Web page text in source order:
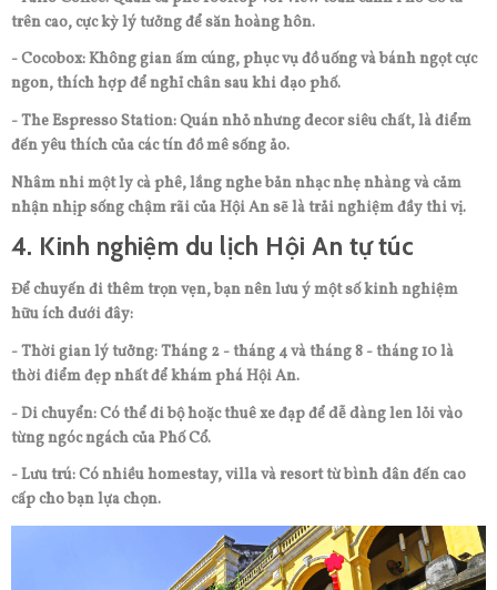
trên cao, cực kỳ lý tưởng để săn hoàng hôn.
- Cocobox: Không gian ấm cúng, phục vụ đồ uống và bánh ngọt cực
ngon, thích hợp để nghỉ chân sau khi dạo phố.
- The Espresso Station: Quán nhỏ nhưng decor siêu chất, là điểm
đến yêu thích của các tín đồ mê sống ảo.
Nhâm nhi một ly cà phê, lắng nghe bản nhạc nhẹ nhàng và cảm
nhận nhịp sống chậm rãi của Hội An sẽ là trải nghiệm đầy thi vị.
4. Kinh nghiệm du lịch Hội An tự túc
Để chuyến đi thêm trọn vẹn, bạn nên lưu ý một số kinh nghiệm
hữu ích dưới đây:
- Thời gian lý tưởng: Tháng 2 - tháng 4 và tháng 8 - tháng 10 là
thời điểm đẹp nhất để khám phá Hội An.
- Di chuyển: Có thể đi bộ hoặc thuê xe đạp để dễ dàng len lỏi vào
từng ngóc ngách của Phố Cổ.
- Lưu trú: Có nhiều homestay, villa và resort từ bình dân đến cao
cấp cho bạn lựa chọn.